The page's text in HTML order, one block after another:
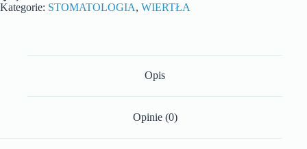
Kategorie: STOMATOLOGIA, WIERTŁA
Opis
Opinie (0)